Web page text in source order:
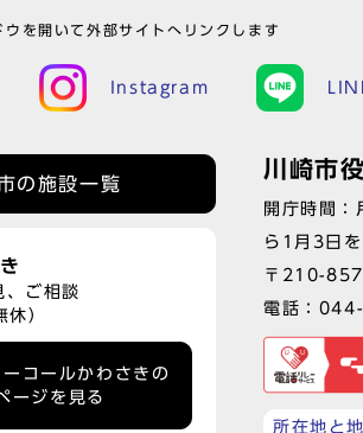
を開いて外部サイトへリンクします
Instagram
の施設一覧
、ご相談
）
コールかわさきの
ージを見る
川崎市
開庁時間
ら1月3日を
〒210-
電話：
所在地と